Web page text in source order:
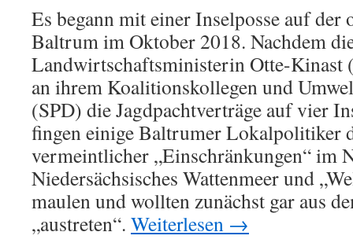
Es begann mit einer Inselposse auf der
Baltrum im Oktober 2018. Nachdem
Landwirtschaftsministerin Otte-
an ihrem Koalitionskollegen und
(SPD) die Jagdpachtverträge auf vier
fingen einige Baltrumer Lokalpolitiker
vermeintlicher „Einschränkungen“ im
Niedersächsisches Wattenmeer und
maulen und wollten zunächst gar aus
„austreten“. Weiterlesen →